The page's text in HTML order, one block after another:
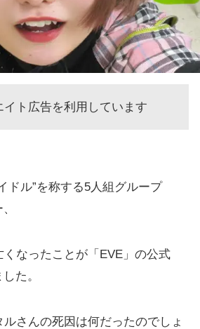
イト広告を利用しています
ドル”を称する5人組グループ
なったことが「EVE」の公式
た。
さんの死因は何だったのでしょ